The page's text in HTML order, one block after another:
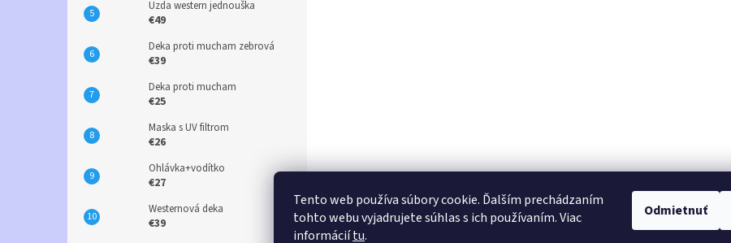
Tento web používa súbory cookie. Ďalším prechádzaním
tohto webu vyjadrujete súhlas s ich používaním. Viac
informáciítu.
Odmietnuť
Uzda western jednouška
€49
Deka proti mucham zebrová
€39
Deka proti mucham
€25
Maska s UV filtrom
€26
Ohlávka+vodítko
€27
Westernová deka
€39